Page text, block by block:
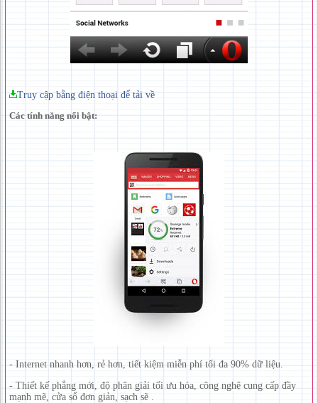
Truy cập bằng điện thoại để tải về
Các tính năng nổi bật:
- Internet nhanh hơn, rẻ hơn, tiết kiệm miễn phí tối đa 90% dữ liệu.
- Thiết kế phẳng mới, độ phân giải tối ưu hóa, công nghệ cung cấp đầy
mạnh mẽ, cửa sổ đơn giản, sạch sẽ .